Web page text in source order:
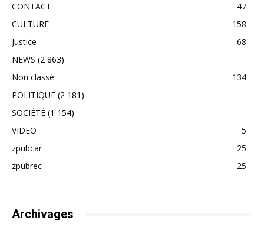
CONTACT
47
CULTURE
158
Justice
68
NEWS (2 863)
Non classé
134
POLITIQUE (2 181)
SOCIÉTÉ (1 154)
VIDEO
5
zpubcar
25
zpubrec
25
Archivages